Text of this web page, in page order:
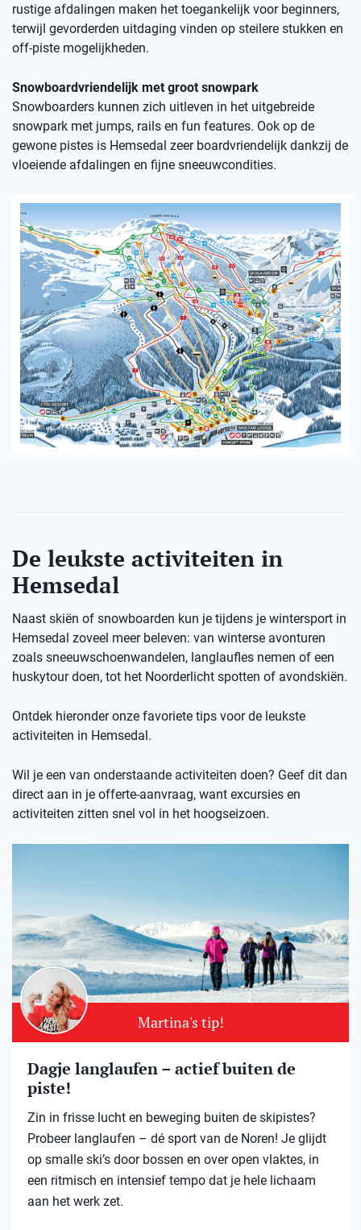
rustige afdalingen maken het toegankelijk voor beginners,
terwijl gevorderden uitdaging vinden op steilere stukken en
off-piste mogelijkheden.
Snowboardvriendelijk met groot snowpark
Snowboarders kunnen zich uitleven in het uitgebreide
snowpark met jumps, rails en fun features. Ook op de
gewone pistes is Hemsedal zeer boardvriendelijk dankzij de
vloeiende afdalingen en fijne sneeuwcondities.
De leukste activiteiten in
Hemsedal
Naast skiën of snowboarden kun je tijdens je wintersport in
Hemsedal zoveel meer beleven: van winterse avonturen
zoals sneeuwschoenwandelen, langlaufles nemen of een
huskytour doen, tot het Noorderlicht spotten of avondskiën.
Ontdek hieronder onze favoriete tips voor de leukste
activiteiten in Hemsedal.
Wil je een van onderstaande activiteiten doen? Geef dit dan
direct aan in je offerte-aanvraag, want excursies en
activiteiten zitten snel vol in het hoogseizoen.
Martina's tip!
Dagje langlaufen – actief buiten de
piste!
Zin in frisse lucht en beweging buiten de skipistes?
Probeer langlaufen – dé sport van de Noren! Je glijdt
op smalle ski’s door bossen en over open vlaktes, in
een ritmisch en intensief tempo dat je hele lichaam
aan het werk zet.